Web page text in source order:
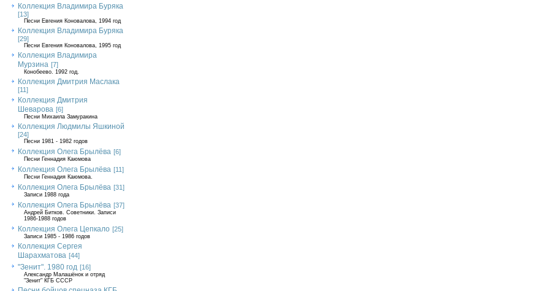
Коллекция Владимира Буряка
[13]
Песни Евгения Коновалова, 1994 год
Коллекция Владимира Буряка
[29]
Песни Евгения Коновалова, 1995 год
Коллекция Владимира
Мурзина [7]
Конобеево. 1992 год.
Коллекция Дмитрия Маслака
[11]
Коллекция Дмитрия
Шеварова [6]
Песни Михаила Замуракина
Коллекция Людмилы Яшкиной
[24]
Песни 1981 - 1982 годов
Коллекция Олега Брылёва [6]
Песни Геннадия Каюмова
Коллекция Олега Брылёва [11]
Песни Геннадия Каюмова.
Коллекция Олега Брылёва [31]
Записи 1988 года
Коллекция Олега Брылёва [37]
Андрей Битков. Советники. Записи
1986-1988 годов
Коллекция Олега Цепкало [25]
Записи 1985 - 1986 годов
Коллекция Сергея
Шарахматова [44]
"Зенит". 1980 год [16]
Александр Малашёнок и отряд
"Зенит" КГБ СССР